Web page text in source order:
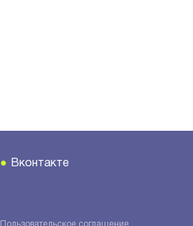
● Вконтакте
Пользовательское соглашение